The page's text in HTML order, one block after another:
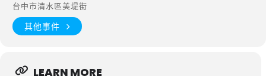
台中市清水區美堤街
其他事件
LEARN MORE